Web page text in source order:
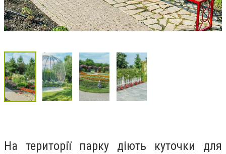
На території парку діють куточки для